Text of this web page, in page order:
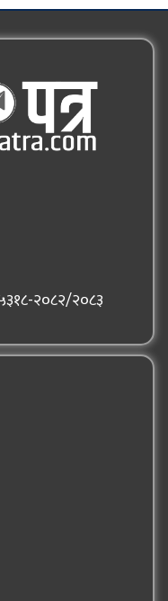
२०८२/२०८३